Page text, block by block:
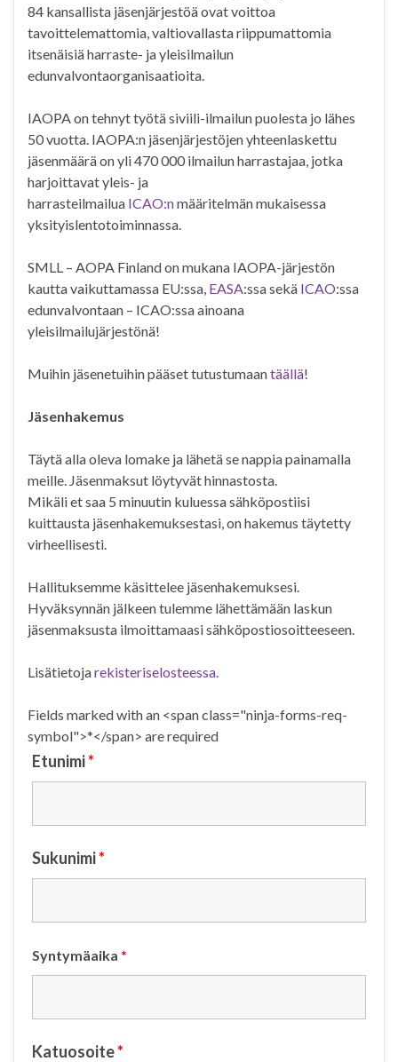
84 kansallista jäsenjärjestöä ovat voittoa
tavoittelemattomia, valtiovallasta riippumattomia
itsenäisiä harraste- ja yleisilmailun
edunvalvontaorganisaatioita.
IAOPA on tehnyt työtä siviili-ilmailun puolesta jo lähes
50 vuotta. IAOPA:n jäsenjärjestöjen yhteenlaskettu
jäsenmäärä on yli 470 000 ilmailun harrastajaa, jotka
harjoittavat yleis- ja
harrasteilmailua ICAO:nmääritelmän mukaisessa
yksityislentotoiminnassa.
SMLL – AOPA Finland on mukana IAOPA-järjestön
kautta vaikuttamassa EU:ssa, EASA:ssa sekä ICAO:ssa
edunvalvontaan – ICAO:ssa ainoana
yleisilmailujärjestönä!
Muihin jäsenetuihin pääset tutustumaantäällä!
Jäsenhakemus
Täytä alla oleva lomake ja lähetä se nappia painamalla
meille. Jäsenmaksut löytyvät hinnastosta.
Mikäli et saa 5 minuutin kuluessa sähköpostiisi
kuittausta jäsenhakemuksestasi, on hakemus täytetty
virheellisesti.
Hallituksemme käsittelee jäsenhakemuksesi.
Hyväksynnän jälkeen tulemme lähettämään laskun
jäsenmaksusta ilmoittamaasi sähköpostiosoitteeseen.
Lisätietojarekisteriselosteessa.
Fields marked with an <span class="ninja-forms-req-
symbol">*</span> are required
Etunimi*
Sukunimi*
Syntymäaika *
Katuosoite*